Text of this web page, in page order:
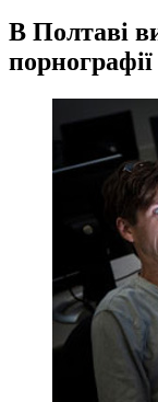
В Полтаві
порнографії